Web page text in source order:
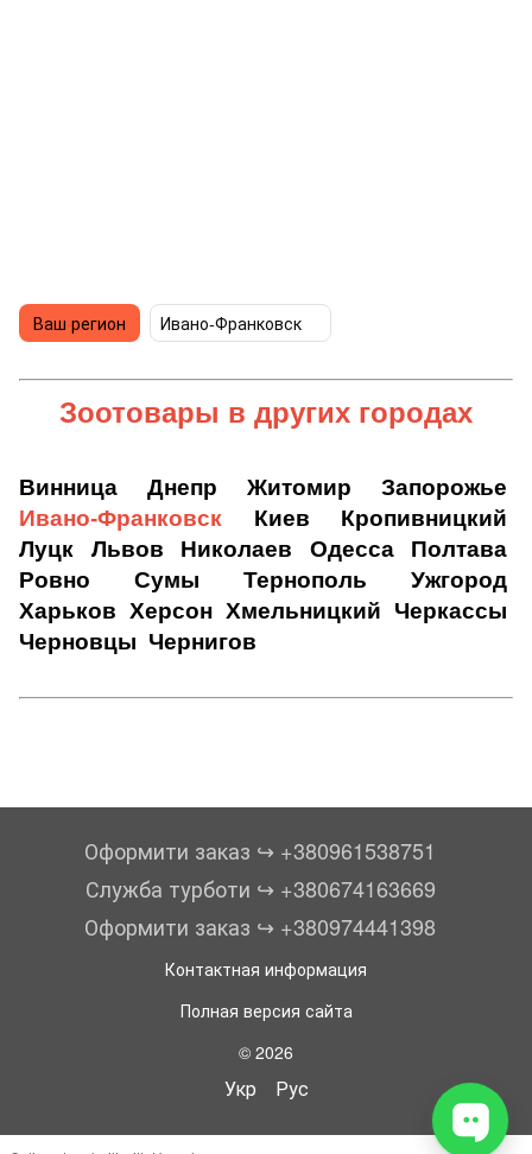
Зоотовары в других городах
Винница Днепр Житомир
Запорожье
Ивано-Франковск
Киев
Кропивницкий
Луцк
Львов Николаев Одесса
Полтава
Ровно
Сумы Тернополь
Ужгород
Харьков Херсон Хмельницкий
Черкассы
Черновцы Чернигов
Ваш регион Ивано-Франковск
Оформити заказ ↪︎ +380961538751
Служба турботи ↪︎ +380674163669
Оформити заказ ↪︎ +380974441398
Контактная информация
Полная версия сайта
© 2026
Укр Рус